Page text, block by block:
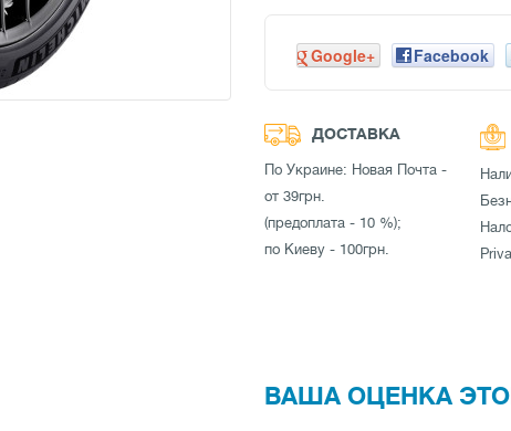
Google+ Facebook
ДОСТАВКА
По Украине: Новая Почта -
от 39грн.
(предоплата - 10 %);
по Киеву - 100грн.
ВАША ОЦЕНКА